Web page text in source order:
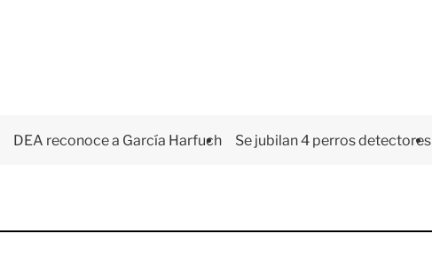
DEA reconoce a García Harfuch Se jubilan 4 perros detectores